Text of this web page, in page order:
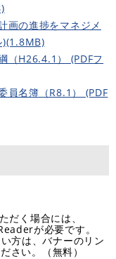
画の進捗をマネジメ
)(1.8MB)
（H26.4.1） (PDFフ
員名簿（R8.1） (PDF
だく場合には、
が必要です。
方は、バナーのリン
さい。（無料）